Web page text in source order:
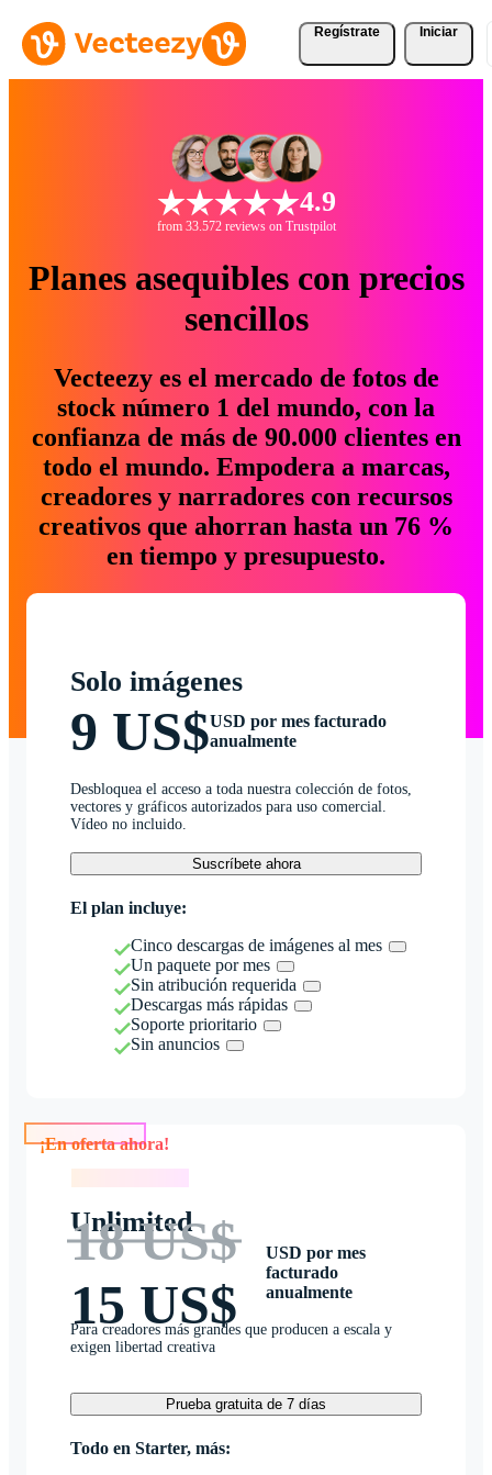
Regístrate Iniciar
4.9
from 33.572 reviews on Trustpilot
Planes asequibles con precios
sencillos
Vecteezy es el mercado de fotos de
stock número 1 del mundo, con la
confianza de más de 90.000 clientes en
todo el mundo. Empodera a marcas,
creadores y narradores con recursos
creativos que ahorran hasta un 76 %
en tiempo y presupuesto.
Solo imágenes
9 US$USD por mes facturado
anualmente
Desbloquea el acceso a toda nuestra colección de fotos,
vectores y gráficos autorizados para uso comercial.
Vídeo no incluido.
Suscríbete ahora
El plan incluye:
Cinco descargas de imágenes al mes
Un paquete por mes
Sin atribución requerida
Descargas más rápidas
Soporte prioritario
Sin anuncios
Unlimited
18 US$
15 US$
USD por mes
facturado
anualmente
Para creadores más grandes que producen a escala y
exigen libertad creativa
Prueba gratuita de 7 días
Todo en Starter, más: